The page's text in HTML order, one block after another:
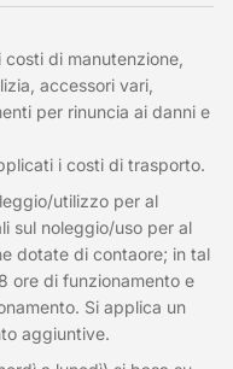
di manutenzione,
accessori vari,
per rinuncia ai danni e
i costi di trasporto.
utilizzo per al
sul noleggio/uso per al
dotate di contaore; in tal
ore di funzionamento e
Si applica un
aggiuntive.